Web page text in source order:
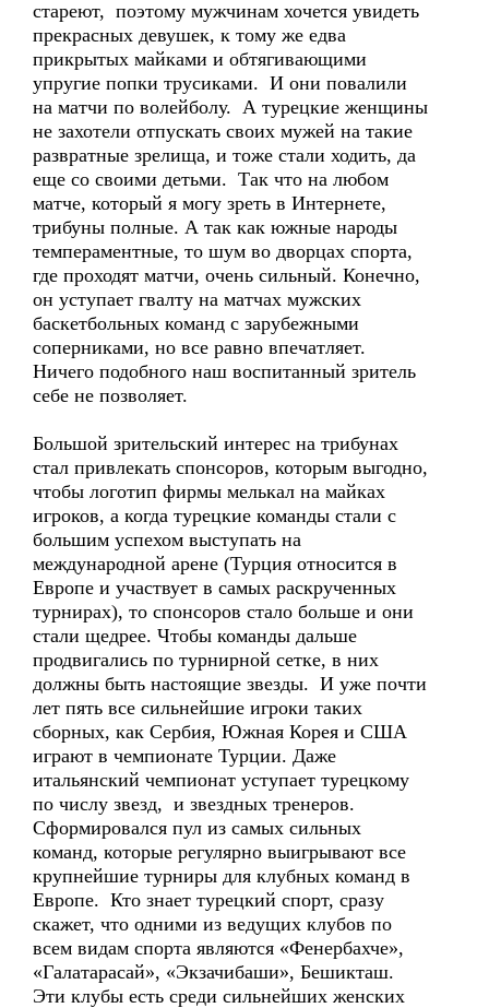
стареют, поэтому мужчинам хочется увидеть
прекрасных девушек, к тому же едва
прикрытых майками и обтягивающими
упругие попки трусиками. И они повалили
на матчи по волейболу. А турецкие женщины
не захотели отпускать своих мужей на такие
развратные зрелища, и тоже стали ходить, да
еще со своими детьми. Так что на любом
матче, который я могу зреть в Интернете,
трибуны полные. А так как южные народы
темпераментные, то шум во дворцах спорта,
где проходят матчи, очень сильный. Конечно,
он уступает гвалту на матчах мужских
баскетбольных команд с зарубежными
соперниками, но все равно впечатляет.
Ничего подобного наш воспитанный зритель
себе не позволяет.
Большой зрительский интерес на трибунах
стал привлекать спонсоров, которым выгодно,
чтобы логотип фирмы мелькал на майках
игроков, а когда турецкие команды стали с
большим успехом выступать на
международной арене (Турция относится в
Европе и участвует в самых раскрученных
турнирах), то спонсоров стало больше и они
стали щедрее. Чтобы команды дальше
продвигались по турнирной сетке, в них
должны быть настоящие звезды. И уже почти
лет пять все сильнейшие игроки таких
сборных, как Сербия, Южная Корея и США
играют в чемпионате Турции. Даже
итальянский чемпионат уступает турецкому
по числу звезд, и звездных тренеров.
Сформировался пул из самых сильных
команд, которые регулярно выигрывают все
крупнейшие турниры для клубных команд в
Европе. Кто знает турецкий спорт, сразу
скажет, что одними из ведущих клубов по
всем видам спорта являются «Фенербахче»,
«Галатарасай», «Экзачибаши», Бешикташ.
Эти клубы есть среди сильнейших женских